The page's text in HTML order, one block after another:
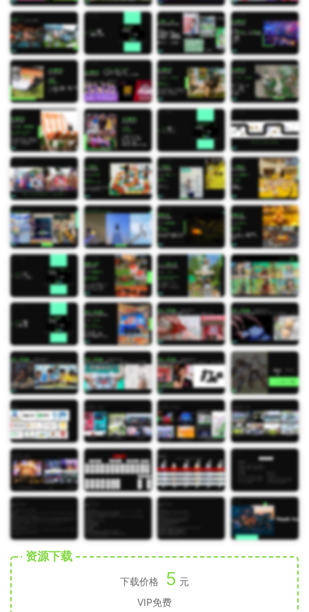
资源下载
下载价格 5 元
VIP免费